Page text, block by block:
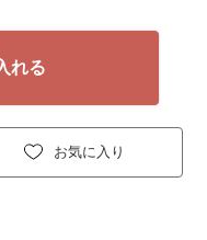
お気に入り
れる